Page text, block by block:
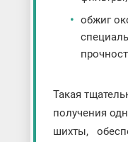
обжиг
Такая
получения
шихты,